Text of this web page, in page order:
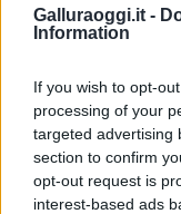
Galluraoggi.it -
Information
If you wish to opt-
processing of your
targeted advertising
section to confirm
opt-out request is
interest-based ads